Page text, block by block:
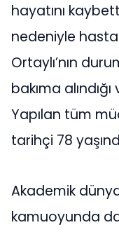
hayatını
nedeniyle
Ortaylı’nın
bakıma
Yapılan tüm
tarihçi 78
Akademik
kamuoyunda